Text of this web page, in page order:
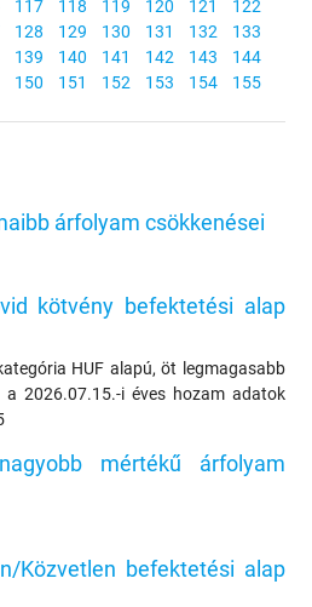
117 118 119 120 121
122
128 129 130 131 132
133
139 140 141 142 143
144
150 151 152 153 154
155
árfolyam csökkenései
kötvény befektetési alap
HUF alapú, öt legmagasabb
2026.07.15.-i éves hozam adatok
mértékű árfolyam
Közvetlen befektetési alap